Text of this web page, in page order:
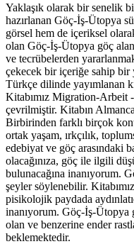
Yaklaşık olarak bir senelik
hazırlanan Göç-İş-Ütopya
görsel hem de içeriksel
olan Göç-İş-Ütopya göç
ve tecrübelerden
çekecek bir içeriğe sahip bir
Türkçe dilinde yayımlanan
Kitabımız Migration-Arbeit
çevrilmiştir. Kitabın
Birbirinden farklı birçok
ortak yaşam, ırkçılık,
edebiyat ve göç arasındaki
olacağınıza, göç ile ilgili
bulunacağına inanıyorum.
şeyler söylenebilir.
pisikolojik paydada
inanıyorum. Göç-İş-Ütopya
olan ve benzerine ender
beklemektedir.